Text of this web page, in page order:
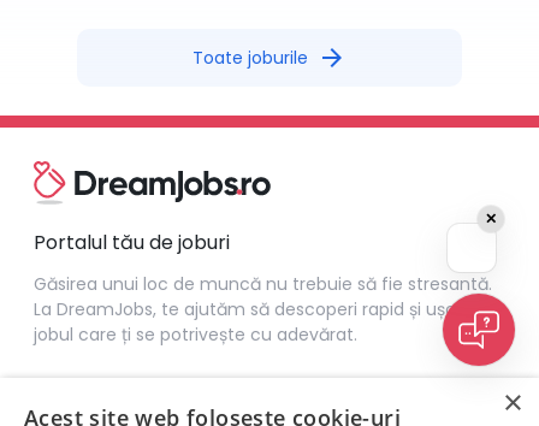
Toate joburile arrow_forward
Portalul tău de joburi
Găsirea unui loc de muncă nu trebuie să fie stresantă.
La DreamJobs, te ajutăm să descoperi rapid și ușor
jobul care ți se potrivește cu adevărat.
✕
×
Acest site web folosește cookie-uri